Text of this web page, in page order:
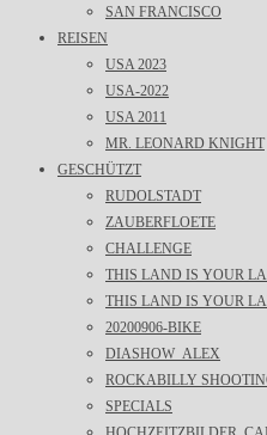
SAN FRANCISCO
REISEN
USA 2023
USA-2022
USA 2011
MR. LEONARD KNIGHT
GESCHÜTZT
RUDOLSTADT
ZAUBERFLOETE
CHALLENGE
THIS LAND IS YOUR
THIS LAND IS YOUR
20200906-BIKE
DIASHOW_ALEX
ROCKABILLY
SPECIALS